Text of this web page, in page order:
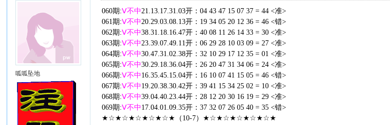
呱呱坠地
060期:Ⅴ不中21.13.17.31.03开：04 43 47 15 07 37 = 44 <准>
061期:Ⅴ不中20.29.03.08.13开：19 34 05 20 12 36 = 46 <错>
062期:Ⅴ不中38.31.18.16.47开：40 08 11 26 14 33 = 30 <准>
063期:Ⅴ不中23.39.07.49.11开：06 29 28 10 03 09 = 27 <准>
064期:Ⅴ不中30.47.31.02.38开：32 10 29 17 12 35 = 01 <准>
065期:Ⅴ不中30.29.18.36.04开：26 20 47 31 34 06 = 24 <准>
066期:Ⅴ不中16.35.45.15.04开：16 10 07 41 15 05 = 46 <错>
067期:Ⅴ不中19.20.38.30.42开：39 41 15 34 25 02 = 10 <准>
068期:Ⅴ不中39.04.40.23.44开：28 12 20 30 16 19 = 29 <准>
069期:Ⅴ不中17.04.01.09.35开：37 32 07 26 05 40 = 35 <错>
★☆★☆★☆★☆★☆★（10-7）★☆★☆★☆★☆★☆★